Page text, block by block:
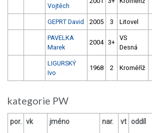
Vojtěch
GEPRT David 2005 3 Litovel
PAVELKA
Marek
2004 3+
VS
Desná
LIGURSKÝ
Ivo
1968 2 Kroměříž
kategorie PW
por. vk jméno nar. vt oddíl